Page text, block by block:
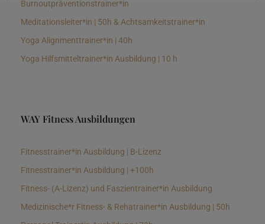
Burnoutpräventionstrainer*in
Meditationsleiter*in | 50h & Achtsamkeitstrainer*in
Yoga Alignmenttrainer*in | 40h
Yoga Hilfsmitteltrainer*in Ausbildung | 10 h
WAY Fitness Ausbildungen
Fitnesstrainer*in Ausbildung | B-Lizenz
Fitnesstrainer*in Ausbildung | +100h
Fitness- (A-Lizenz) und Faszientrainer*in Ausbildung
Medizinische*r Fitness- & Rehatrainer*in Ausbildung | 50h